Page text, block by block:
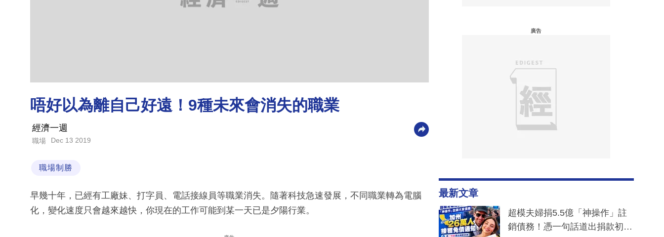
唔好以為離自己好遠！9種未來會消失的職業
經濟一週
職場 Dec 13 2019
職場制勝
早幾十年，已經有工廠妹、打字員、電話接線員等職業消失。隨著科技急速發展，不同職業轉為電腦
化，變化速度只會越來越快，你現在的工作可能到某一天已是夕陽行業。
廣告
最新文章
超模夫婦捐5.5億「神操作」註
銷債務！憑一句話道出捐款初